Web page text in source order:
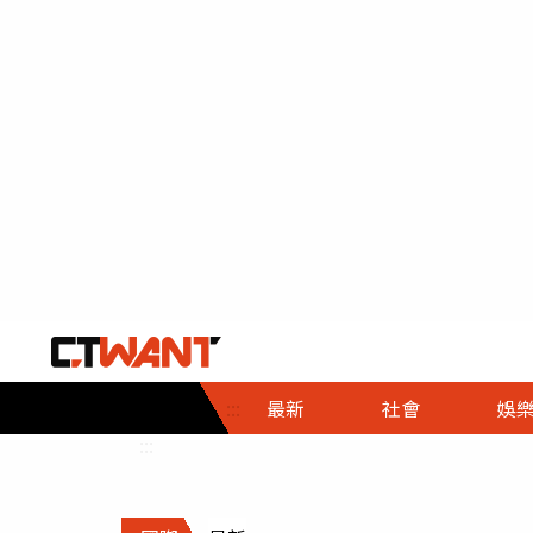
::: 最新 社會
社會首頁
時事
調查
娛樂
娛樂首頁
即時
財經首頁
熱線
政